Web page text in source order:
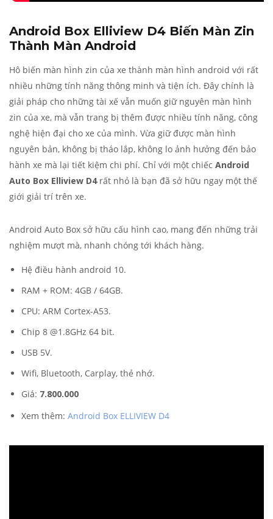
Android Box Elliview D4 Biến Màn Zin
Thành Màn Android
Hô biến màn hình zin của xe thành màn hình android với rất
nhiều những tính năng thông minh và tiện ích. Đây chính là
giải pháp cho những tài xế vẫn muốn giữ nguyên màn hình
zin của xe, mà vẫn trang bị thêm được nhiều tính năng, công
nghệ hiện đại cho xe của mình. Vừa giữ được màn hình
nguyên bản, không bị tháo lắp, không lo ảnh hưởng đến bảo
hành xe mà lại tiết kiệm chi phí. Chỉ với một chiếc Android
Auto Box Elliview D4rất nhỏ là bạn đã sở hữu ngay một thế
giới giải trí trên xe.
Android Auto Box sở hữu cấu hình cao, mang đến những trải
nghiệm mượt mà, nhanh chóng tới khách hàng.
Hệ điều hành android 10.
RAM + ROM: 4GB / 64GB.
CPU: ARM Cortex-A53.
Chip 8 @1.8GHz 64 bit.
USB 5V.
Wifi, Bluetooth, Carplay, thẻ nhớ.
Giá: 7.800.000
Xem thêm: Android Box ELLIVIEW D4